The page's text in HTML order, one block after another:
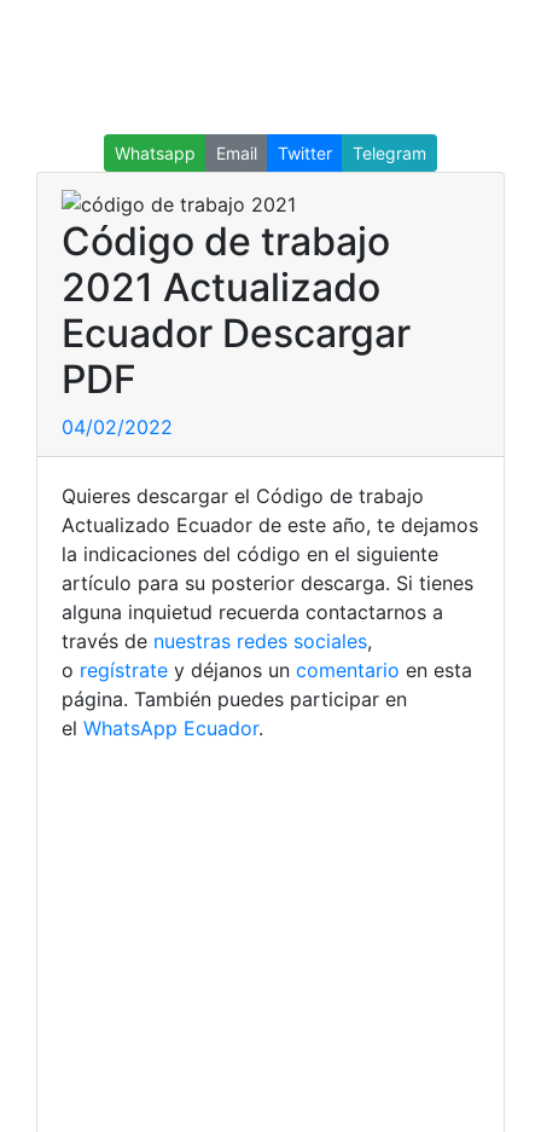
Whatsapp Email Twitter Telegram
Código de trabajo
2021 Actualizado
Ecuador Descargar
PDF
04/02/2022
Quieres descargar el Código de trabajo
Actualizado Ecuador de este año, te dejamos
la indicaciones del código en el siguiente
artículo para su posterior descarga. Si tienes
alguna inquietud recuerda contactarnos a
través de nuestras redes sociales,
o regístrate y déjanos un comentario en esta
página. También puedes participar en
el WhatsApp Ecuador.